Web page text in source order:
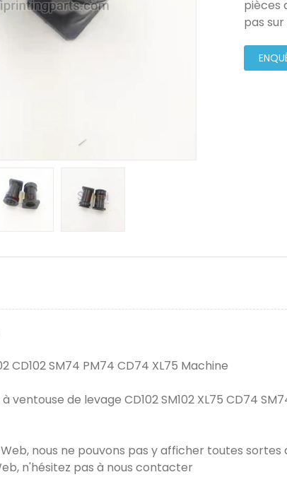
pièces
pas
CD102 SM74 PM74 CD74 XL75 Machine
ventouse de levage CD102 SM102 XL75 CD74
nous ne pouvons pas y afficher toutes
n'hésitez pas à nous contacter